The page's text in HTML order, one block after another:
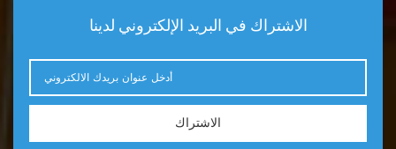
الاشتراك في البريد الإلكتروني لدينا
الاشتراك